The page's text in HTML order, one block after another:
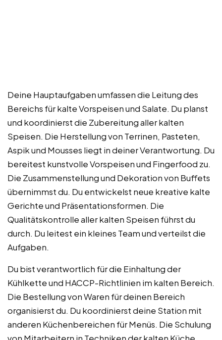
Deine Hauptaufgaben umfassen die Leitung des
Bereichs für kalte Vorspeisen und Salate. Du planst
und koordinierst die Zubereitung aller kalten
Speisen. Die Herstellung von Terrinen, Pasteten,
Aspik und Mousses liegt in deiner Verantwortung. Du
bereitest kunstvolle Vorspeisen und Fingerfood zu.
Die Zusammenstellung und Dekoration von Buffets
übernimmst du. Du entwickelst neue kreative kalte
Gerichte und Präsentationsformen. Die
Qualitätskontrolle aller kalten Speisen führst du
durch. Du leitest ein kleines Team und verteilst die
Aufgaben.
Du bist verantwortlich für die Einhaltung der
Kühlkette und HACCP-Richtlinien im kalten Bereich.
Die Bestellung von Waren für deinen Bereich
organisierst du. Du koordinierst deine Station mit
anderen Küchenbereichen für Menüs. Die Schulung